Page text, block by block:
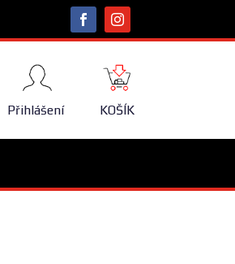
Přihlášení
NÁKUPNÍ
KOŠÍK
KOŠÍK